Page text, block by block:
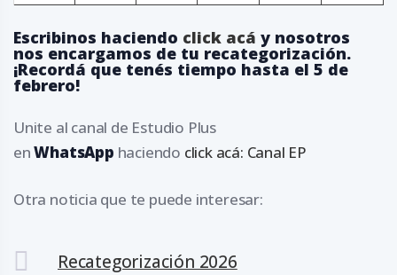
Escribinos haciendo click acá y nosotros
nos encargamos de tu recategorización.
¡Recordá que tenés tiempo hasta el 5 de
febrero!
Unite al canal de Estudio Plus
enWhatsApp haciendo click acá: Canal EP
Otra noticia que te puede interesar:
Recategorización 2026